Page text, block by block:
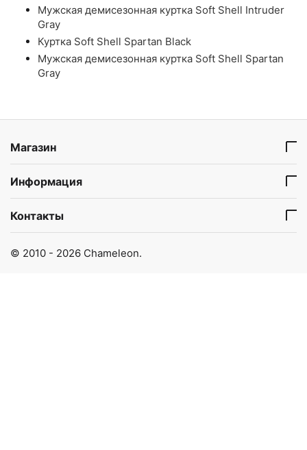
Мужская демисезонная куртка Soft Shell Intruder
Gray
Куртка Soft Shell Spartan Black
Мужская демисезонная куртка Soft Shell Spartan
Gray
Магазин
Информация
Контакты
© 2010 - 2026 Chameleon.